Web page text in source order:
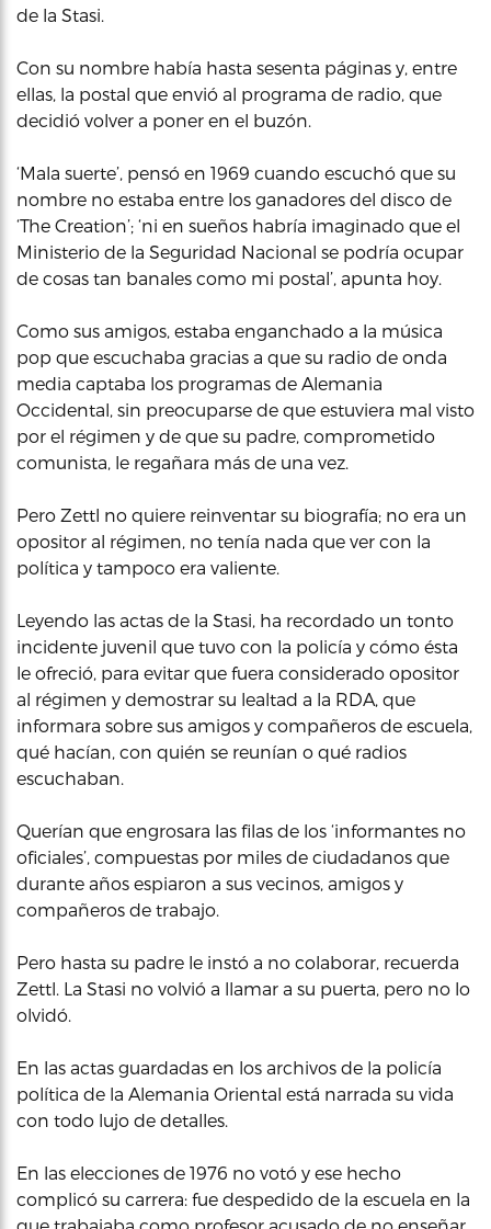
de la Stasi.
Con su nombre había hasta sesenta páginas y, entre
ellas, la postal que envió al programa de radio, que
decidió volver a poner en el buzón.
‘Mala suerte’, pensó en 1969 cuando escuchó que su
nombre no estaba entre los ganadores del disco de
‘The Creation’; ‘ni en sueños habría imaginado que el
Ministerio de la Seguridad Nacional se podría ocupar
de cosas tan banales como mi postal’, apunta hoy.
Como sus amigos, estaba enganchado a la música
pop que escuchaba gracias a que su radio de onda
media captaba los programas de Alemania
Occidental, sin preocuparse de que estuviera mal visto
por el régimen y de que su padre, comprometido
comunista, le regañara más de una vez.
Pero Zettl no quiere reinventar su biografía; no era un
opositor al régimen, no tenía nada que ver con la
política y tampoco era valiente.
Leyendo las actas de la Stasi, ha recordado un tonto
incidente juvenil que tuvo con la policía y cómo ésta
le ofreció, para evitar que fuera considerado opositor
al régimen y demostrar su lealtad a la RDA, que
informara sobre sus amigos y compañeros de escuela,
qué hacían, con quién se reunían o qué radios
escuchaban.
Querían que engrosara las filas de los ‘informantes no
oficiales’, compuestas por miles de ciudadanos que
durante años espiaron a sus vecinos, amigos y
compañeros de trabajo.
Pero hasta su padre le instó a no colaborar, recuerda
Zettl. La Stasi no volvió a llamar a su puerta, pero no lo
olvidó.
En las actas guardadas en los archivos de la policía
política de la Alemania Oriental está narrada su vida
con todo lujo de detalles.
En las elecciones de 1976 no votó y ese hecho
complicó su carrera: fue despedido de la escuela en la